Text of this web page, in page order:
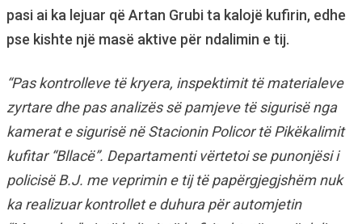
pasi ai ka lejuar që Artan Grubi ta kalojë kufirin, edhe
pse kishte një masë aktive për ndalimin e tij.
“Pas kontrolleve të kryera, inspektimit të materialeve
zyrtare dhe pas analizës së pamjeve të sigurisë nga
kamerat e sigurisë në Stacionin Policor të Pikëkalimit
kufitar “Bllacë”. Departamenti vërtetoi se punonjësi i
policisë B.J. me veprimin e tij të papërgjegjshëm nuk
ka realizuar kontrollet e duhura për automjetin